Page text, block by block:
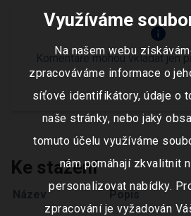
info
Komentáře mohou vkládat jen
Ke stažení
Název Popis
Využíváme
Na našem webu
zpracováváme informace o
síťové identifikátory, údaje o
naše stránky, nebo jaký
tomuto účelu využíváme
nám pomáhají zkvalitnit
personalizovat nabídky.
zpracování je vyžadován